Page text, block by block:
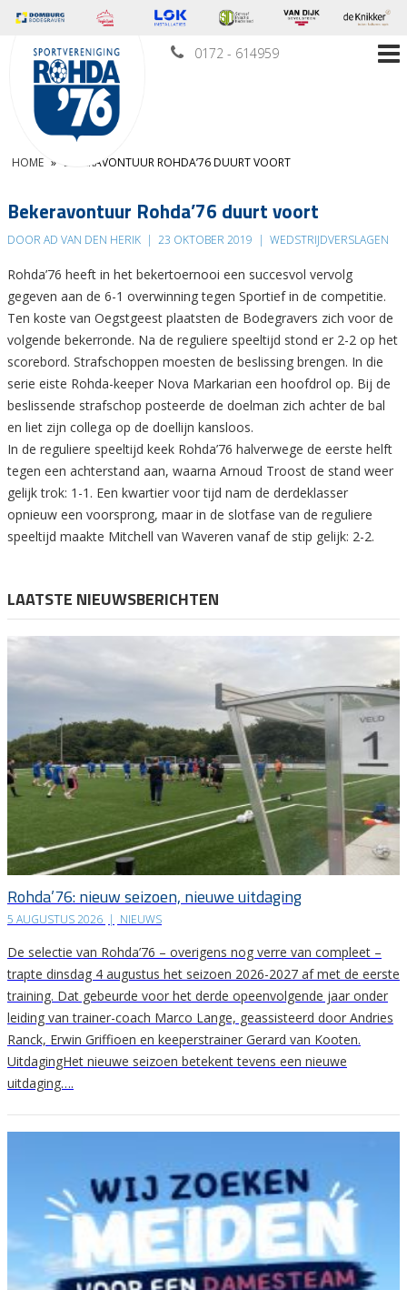
0172 - 614959
HOME » BEKERAVONTUUR ROHDA’76 DUURT VOORT
Bekeravontuur Rohda’76 duurt voort
DOOR AD VAN DEN HERIK | 23 OKTOBER 2019 | WEDSTRIJDVERSLAGEN
Rohda’76 heeft in het bekertoernooi een succesvol vervolg
gegeven aan de 6-1 overwinning tegen Sportief in de competitie.
Ten koste van Oegstgeest plaatsten de Bodegravers zich voor de
volgende bekerronde. Na de reguliere speeltijd stond er 2-2 op het
scorebord. Strafschoppen moesten de beslissing brengen. In die
serie eiste Rohda-keeper Nova Markarian een hoofdrol op. Bij de
beslissende strafschop posteerde de doelman zich achter de bal
en liet zijn collega op de doellijn kansloos.
In de reguliere speeltijd keek Rohda’76 halverwege de eerste helft
tegen een achterstand aan, waarna Arnoud Troost de stand weer
gelijk trok: 1-1. Een kwartier voor tijd nam de derdeklasser
opnieuw een voorsprong, maar in de slotfase van de reguliere
speeltijd maakte Mitchell van Waveren vanaf de stip gelijk: 2-2.
LAATSTE NIEUWSBERICHTEN
Rohda’76: nieuw seizoen, nieuwe uitdaging
5 AUGUSTUS 2026 | NIEUWS
De selectie van Rohda’76 – overigens nog verre van compleet –
trapte dinsdag 4 augustus het seizoen 2026-2027 af met de eerste
training. Dat gebeurde voor het derde opeenvolgende jaar onder
leiding van trainer-coach Marco Lange, geassisteerd door Andries
Ranck, Erwin Griffioen en keeperstrainer Gerard van Kooten.
UitdagingHet nieuwe seizoen betekent tevens een nieuwe
uitdaging….